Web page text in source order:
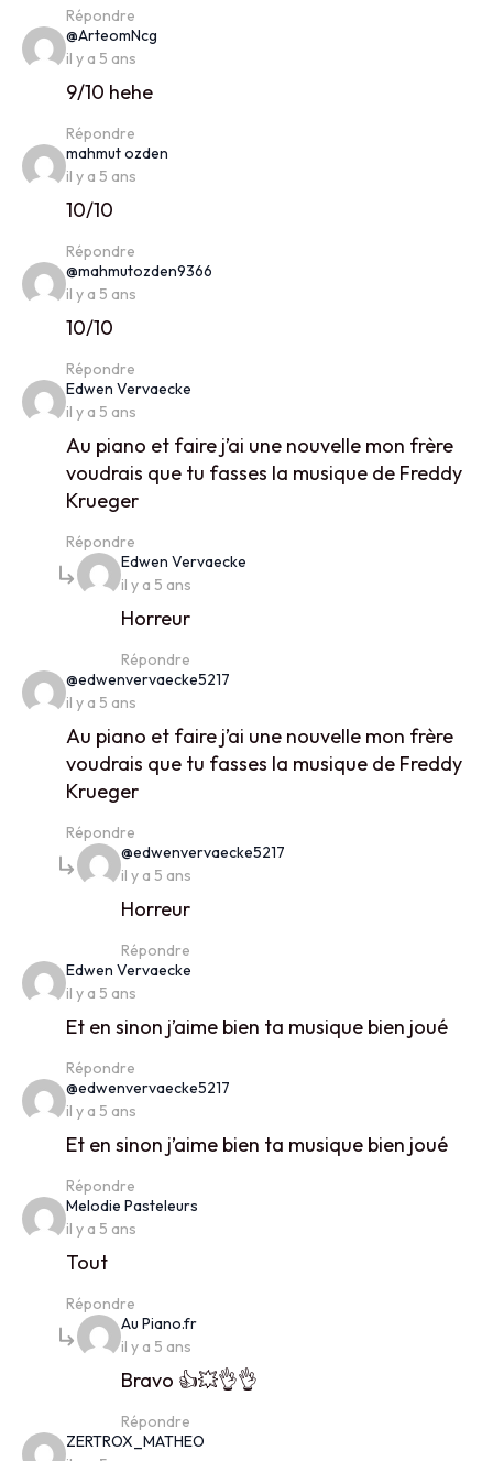
Répondre
@ArteomNcg
il y a 5 ans
9/10 hehe
Répondre
mahmut ozden
il y a 5 ans
10/10
Répondre
@mahmutozden9366
il y a 5 ans
10/10
Répondre
Edwen Vervaecke
il y a 5 ans
Au piano et faire j’ai une nouvelle mon frère
voudrais que tu fasses la musique de Freddy
Krueger
Répondre
Edwen Vervaecke
il y a 5 ans
Horreur
Répondre
@edwenvervaecke5217
il y a 5 ans
Au piano et faire j’ai une nouvelle mon frère
voudrais que tu fasses la musique de Freddy
Krueger
Répondre
@edwenvervaecke5217
il y a 5 ans
Horreur
Répondre
Edwen Vervaecke
il y a 5 ans
Et en sinon j’aime bien ta musique bien joué
Répondre
@edwenvervaecke5217
il y a 5 ans
Et en sinon j’aime bien ta musique bien joué
Répondre
Melodie Pasteleurs
il y a 5 ans
Tout
Répondre
Au Piano.frsays:
il y a 5 ans
Bravo 👍💥👌👌
Répondre
ZERTROX_MATHEO